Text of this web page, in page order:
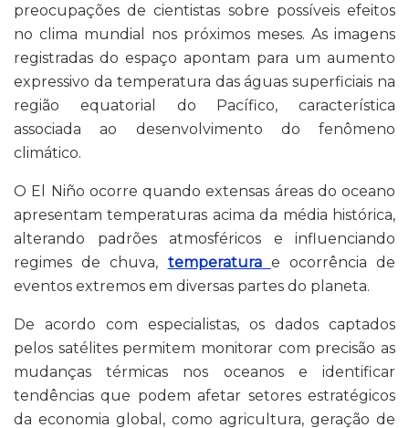
preocupações de cientistas sobre possíveis efeitos
no clima mundial nos próximos meses. As imagens
registradas do espaço apontam para um aumento
expressivo da temperatura das águas superficiais na
região equatorial do Pacífico, característica
associada ao desenvolvimento do fenômeno
climático.
O El Niño ocorre quando extensas áreas do oceano
apresentam temperaturas acima da média histórica,
alterando padrões atmosféricos e influenciando
regimes de chuva, temperatura e ocorrência de
eventos extremos em diversas partes do planeta.
De acordo com especialistas, os dados captados
pelos satélites permitem monitorar com precisão as
mudanças térmicas nos oceanos e identificar
tendências que podem afetar setores estratégicos
da economia global, como agricultura, geração de